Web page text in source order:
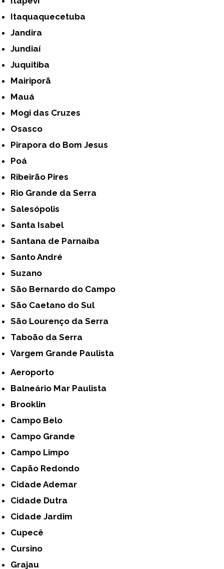
Itaquaquecetuba
Jandira
Jundiaí
Juquitiba
Mairiporã
Mauá
Mogi das Cruzes
Osasco
Pirapora do Bom Jesus
Poá
Ribeirão Pires
Rio Grande da Serra
Salesópolis
Santa Isabel
Santana de Parnaíba
Santo André
Suzano
São Bernardo do Campo
São Caetano do Sul
São Lourenço da Serra
Taboão da Serra
Vargem Grande Paulista
Aeroporto
Balneário Mar Paulista
Brooklin
Campo Belo
Campo Grande
Campo Limpo
Capão Redondo
Cidade Ademar
Cidade Dutra
Cidade Jardim
Cupecê
Cursino
Grajau